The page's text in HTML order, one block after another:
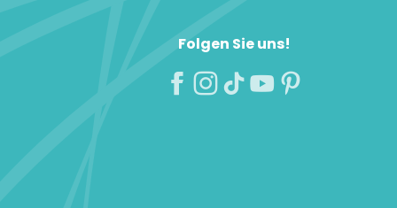
Folgen Sie uns!